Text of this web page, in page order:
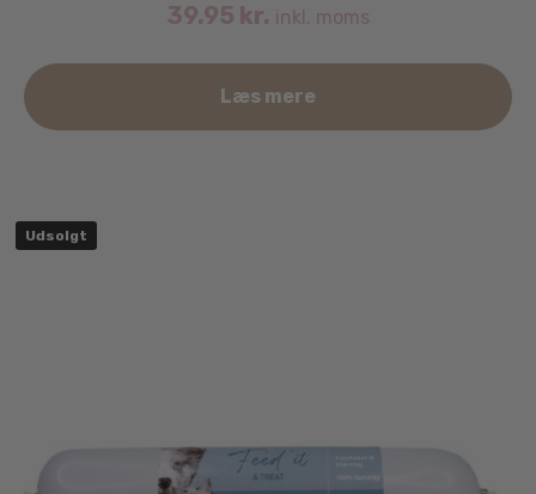
39.95 kr. inkl. moms
Læs mere
Udsolgt